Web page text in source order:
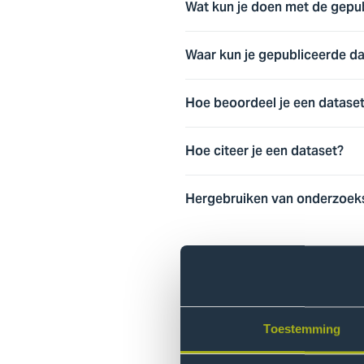
Toestemming
Wat kun je doen met de
Waar kun je gepubliceerde
Hoe beoordeel je een
Hoe citeer je een dataset?
Hergebruiken van
BrowZineis een app om de
door te bladeren en offline
ontvangt ook meldingen